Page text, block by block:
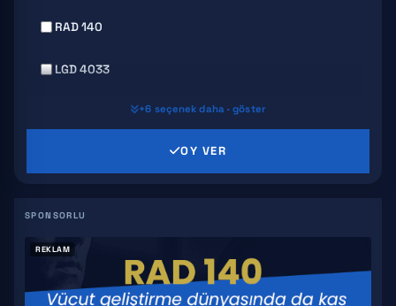
RAD 140
LGD 4033
S4
+6 seçenek daha · göster
OY VER
REKLAM